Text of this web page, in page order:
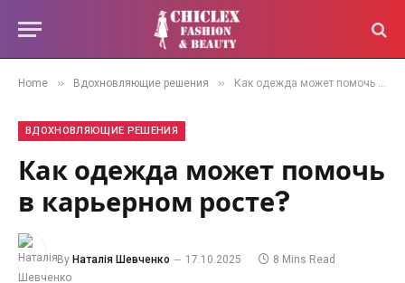
Home » Вдохновляющие решения » Как одежда может помочь в карьерном росте?
ВДОХНОВЛЯЮЩИЕ РЕШЕНИЯ
Как одежда может помочь
в карьерном росте?
By Наталія Шевченко 17.10.2025 8 Mins Read